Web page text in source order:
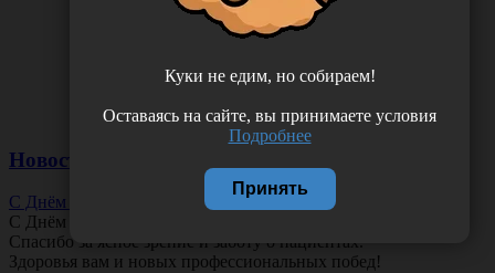
Новости
С Днём Офтальмолога!
С Днём
Спасибо за ясное зрение и заботу о пациентах.
Здоровья вам и новых профессиональных побед!
Куки не едим, но собираем!
Оставаясь на сайте, вы принимаете условия
Подробнее
Принять